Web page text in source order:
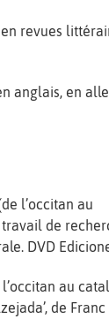
revues
anglais, en
l’occitan au
de
DVD
l’occitan au
de